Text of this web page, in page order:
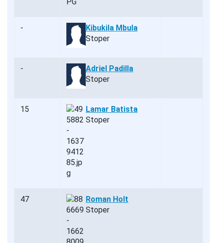
-
Kibukila Mbula
Stoper
-
Adriel Padilla
Stoper
15
Lamar Batista
Stoper
47
Roman Holt
Stoper